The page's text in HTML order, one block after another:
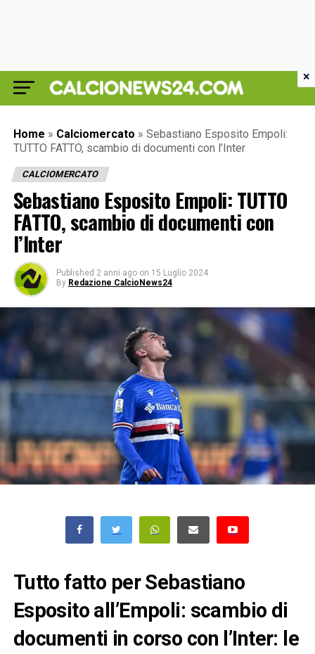
Home » Calciomercato » Sebastiano Esposito Empoli:
TUTTO FATTO, scambio di documenti con l’Inter
CALCIOMERCATO
Sebastiano Esposito Empoli: TUTTO
FATTO, scambio di documenti con
l’Inter
Published 2 anni ago on 15 Luglio 2024
By Redazione CalcioNews24
Tutto fatto per Sebastiano
Esposito all’Empoli: scambio di
documenti in corso con l’Inter: le
×